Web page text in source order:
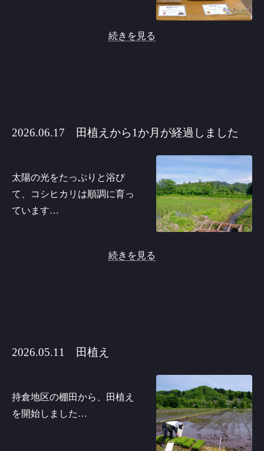
続きを見る
2026.06.17 田植えから1か月が経過しました
太陽の光をたっぷりと浴び
て、コシヒカリは順調に育っ
ています…
続きを見る
2026.05.11 田植え
持倉地区の棚田から、田植え
を開始しました…